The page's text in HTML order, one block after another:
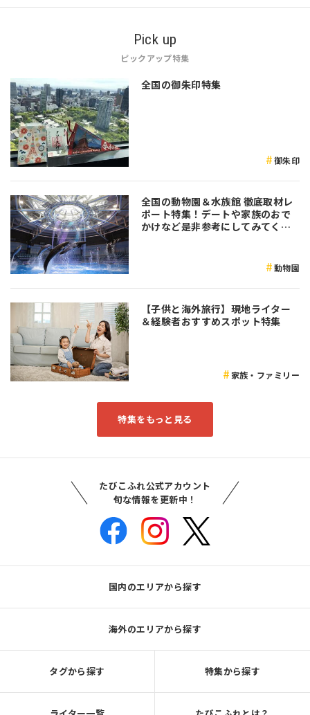
Pick up
ピックアップ特集
全国の御朱印特集
御朱印
全国の動物園＆水族館 徹底取材レ
ポート特集！デートや家族のおで
かけなど是非参考にしてみてくだ
動物園
【子供と海外旅行】現地ライター
＆経験者おすすめスポット特集
家族・ファミリー
特集をもっと見る
たびこふれ公式アカウント
旬な情報を更新中！
国内のエリアから探す
海外のエリアから探す
タグから探す 特集から探す